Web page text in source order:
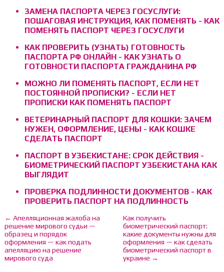
ЗАМЕНА ПАСПОРТА ЧЕРЕЗ ГОСУСЛУГИ:
ПОШАГОВАЯ ИНСТРУКЦИЯ, КАК ПОМЕНЯТЬ - КАК
ПОМЕНЯТЬ ПАСПОРТ ЧЕРЕЗ ГОСУСЛУГИ
КАК ПРОВЕРИТЬ (УЗНАТЬ) ГОТОВНОСТЬ
ПАСПОРТА РФ ОНЛАЙН - КАК УЗНАТЬ О
ГОТОВНОСТИ ПАСПОРТА ГРАЖДАНИНА РФ
МОЖНО ЛИ ПОМЕНЯТЬ ПАСПОРТ, ЕСЛИ НЕТ
ПОСТОЯННОЙ ПРОПИСКИ? - ЕСЛИ НЕТ
ПРОПИСКИ КАК ПОМЕНЯТЬ ПАСПОРТ
ВЕТЕРИНАРНЫЙ ПАСПОРТ ДЛЯ КОШКИ: ЗАЧЕМ
НУЖЕН, ОФОРМЛЕНИЕ, ЦЕНЫ - КАК КОШКЕ
СДЕЛАТЬ ПАСПОРТ
ПАСПОРТ В УЗБЕКИСТАНЕ: СРОК ДЕЙСТВИЯ -
БИОМЕТРИЧЕСКИЙ ПАСПОРТ УЗБЕКИСТАНА КАК
ВЫГЛЯДИТ
ПРОВЕРКА ПОДЛИННОСТИ ДОКУМЕНТОВ - КАК
ПРОВЕРИТЬ ПАСПОРТ НА ПОДЛИННОСТЬ
← Апелляционная жалоба на
решение мирового судьи —
образец и порядок
оформления — как подать
апелляцию на решение
мирового суда
Как получить
биометрический паспорт:
какие документы нужны для
оформления — как сделать
биометрический паспорт в
украине →